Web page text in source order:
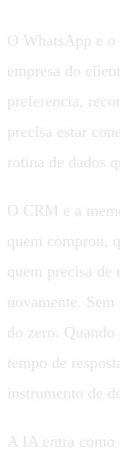
O WhatsApp e o
empresa do
preferencia,
precisa estar
rotina de dados
O CRM e a
quem comprou,
quem precisa de
novamente.
do zero. Quando
tempo de
instrumento de
A IA entra como